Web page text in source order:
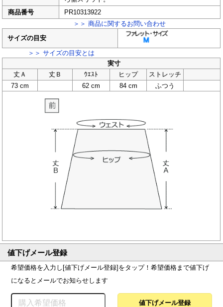
商品番号
PR10313922
＞＞ 商品に関するお問い合わせ
サイズの目安
＞＞ サイズの目安とは
実寸
丈Ａ
丈Ｂ ｳｴｽﾄ ヒップ
ストレッチ
73 cm
62 cm 84 cm ふつう
値下げメール登録
希望価格を入力し[値下げメール登録]をタップ！希望価格まで値下げ
になるとメールでお知らせします